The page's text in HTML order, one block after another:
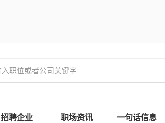
招聘企业 职场资讯 一句话信息